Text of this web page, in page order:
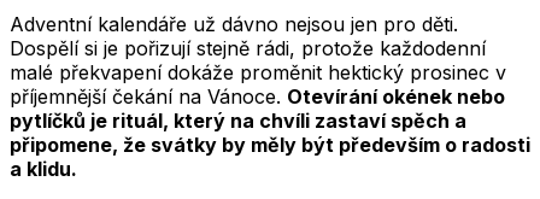
Adventní kalendáře už dávno nejsou jen pro děti.
Dospělí si je pořizují stejně rádi, protože každodenní
malé překvapení dokáže proměnit hektický prosinec v
příjemnější čekání na Vánoce. Otevírání okének nebo
pytlíčků je rituál, který na chvíli zastaví spěch a
připomene, že svátky by měly být především o radosti
a klidu.